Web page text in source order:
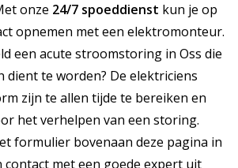
onze 24/7 spoeddienst kun je op
opnemen met een elektromonteur.
een acute stroomstoring in Oss die
dient te worden? De elektriciens
zijn te allen tijde te bereiken en
het verhelpen van een storing.
formulier bovenaan deze pagina in
contact met een goede expert uit